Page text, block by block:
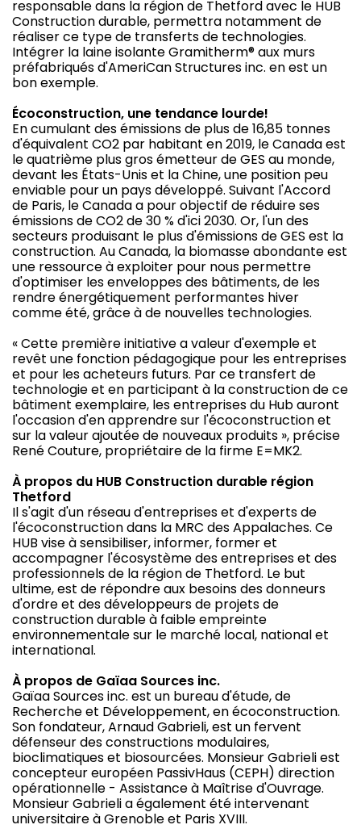
responsable dans la région de Thetford avec le HUB
Construction durable, permettra notamment de
réaliser ce type de transferts de technologies.
Intégrer la laine isolante Gramitherm® aux murs
préfabriqués d'AmeriCan Structures inc. en est un
bon exemple.
Écoconstruction, une tendance lourde!
En cumulant des émissions de plus de 16,85 tonnes
d'équivalent CO2 par habitant en 2019, le Canada est
le quatrième plus gros émetteur de GES au monde,
devant les États-Unis et la Chine, une position peu
enviable pour un pays développé. Suivant l'Accord
de Paris, le Canada a pour objectif de réduire ses
émissions de CO2 de 30 % d'ici 2030. Or, l'un des
secteurs produisant le plus d'émissions de GES est la
construction. Au Canada, la biomasse abondante est
une ressource à exploiter pour nous permettre
d'optimiser les enveloppes des bâtiments, de les
rendre énergétiquement performantes hiver
comme été, grâce à de nouvelles technologies.
« Cette première initiative a valeur d'exemple et
revêt une fonction pédagogique pour les entreprises
et pour les acheteurs futurs. Par ce transfert de
technologie et en participant à la construction de ce
bâtiment exemplaire, les entreprises du Hub auront
l'occasion d'en apprendre sur l'écoconstruction et
sur la valeur ajoutée de nouveaux produits », précise
René Couture, propriétaire de la firme E=MK2.
À propos du HUB Construction durable région
Thetford
Il s'agit d'un réseau d'entreprises et d'experts de
l'écoconstruction dans la MRC des Appalaches. Ce
HUB vise à sensibiliser, informer, former et
accompagner l'écosystème des entreprises et des
professionnels de la région de Thetford. Le but
ultime, est de répondre aux besoins des donneurs
d'ordre et des développeurs de projets de
construction durable à faible empreinte
environnementale sur le marché local, national et
international.
À propos de Gaïaa Sources inc.
Gaïaa Sources inc. est un bureau d'étude, de
Recherche et Développement, en écoconstruction.
Son fondateur, Arnaud Gabrieli, est un fervent
défenseur des constructions modulaires,
bioclimatiques et biosourcées. Monsieur Gabrieli est
concepteur européen PassivHaus (CEPH) direction
opérationnelle - Assistance à Maîtrise d'Ouvrage.
Monsieur Gabrieli a également été intervenant
universitaire à Grenoble et Paris XVIII.